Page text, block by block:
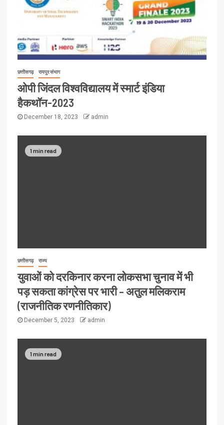
छत्तीसगढ़ रायपुर संभाग
ओपी जिंदल विश्वविद्यालय में स्मार्ट इंडिया
हैकथॉन-2023
December 18, 2023 admin
1 min read
छत्तीसगढ़ राज्य
युवाओं को दरकिनार करना लोकसभा चुनाव में भी
पड़ सकता कांग्रेस पर भारी – अतुल मलिकराम
(राजनीतिक रणनीतिकार)
December 5, 2023 admin
1 min read